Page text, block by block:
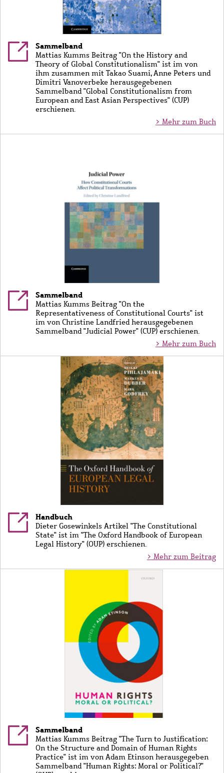
Sammelband
Mattias Kumms Beitrag "On the History and
Theory of Global Constitutionalism" ist im von
ihm zusammen mit Takao Suami, Anne Peters und
Dimitri Vanoverbeke herausgegebenen
Sammelband "Global Constitutionalism from
European and East Asian Perspectives" (CUP)
erschienen.
> Mehr zum Buch
Sammelband
Mattias Kumms Beitrag "On the
Representativeness of Constitutional Courts" ist
im von Christine Landfried herausgegebenen
Sammelband "Judicial Power" (CUP) erschienen.
> Mehr zum Buch
Handbuch
Dieter Gosewinkels Artikel "The Constitutional
State" ist im "The Oxford Handbook of European
Legal History" (OUP) erschienen.
> Mehr zum Beitrag
Sammelband
Mattias Kumms Beitrag "The Turn to Justification:
On the Structure and Domain of Human Rights
Practice" ist im von Adam Etinson herausgegeben
Sammelband "Human Rights: Moral or Political?"